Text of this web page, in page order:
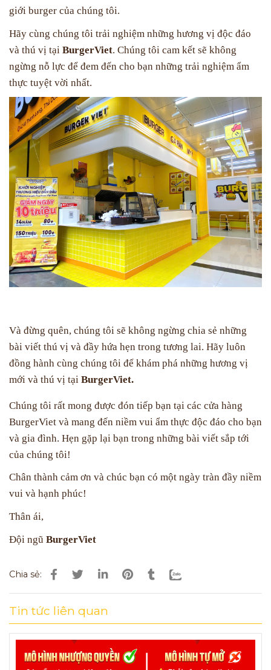
giới burger của chúng tôi.
Hãy cùng chúng tôi trải nghiệm những hương vị độc đáo
và thú vị tại BurgerViet. Chúng tôi cam kết sẽ không
ngừng nỗ lực để đem đến cho bạn những trải nghiệm ẩm
thực tuyệt vời nhất.
Và đừng quên, chúng tôi sẽ không ngừng chia sẻ những
bài viết thú vị và đầy hứa hẹn trong tương lai. Hãy luôn
đồng hành cùng chúng tôi để khám phá những hương vị
mới và thú vị tại BurgerViet.
Chúng tôi rất mong được đón tiếp bạn tại các cửa hàng
BurgerViet và mang đến niềm vui ẩm thực độc đáo cho bạn
và gia đình. Hẹn gặp lại bạn trong những bài viết sắp tới
của chúng tôi!
Chân thành cảm ơn và chúc bạn có một ngày tràn đầy niềm
vui và hạnh phúc!
Thân ái,
Đội ngũ BurgerViet
Chia sẻ:
Tin tức liên quan